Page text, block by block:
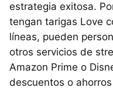
estrategia exitosa.
tengan tarigas Love
líneas, pueden
otros servicios de
Amazon Prime o
descuentos o